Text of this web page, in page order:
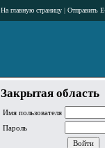
На главную страницу | Отправить
Закрытая область
Имя пользователя
Пароль